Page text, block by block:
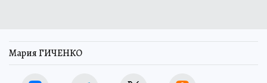
Мария ГИЧЕНКО